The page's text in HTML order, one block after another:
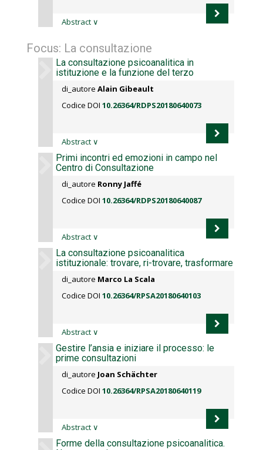
Abstract ∨
Focus: La consultazione
La consultazione psicoanalitica in
istituzione e la funzione del terzo
di_autore Alain Gibeault
Codice DOI 10.26364/RDPS20180640073
Abstract ∨
Primi incontri ed emozioni in campo nel
Centro di Consultazione
di_autore Ronny Jaffé
Codice DOI 10.26364/RDPS20180640087
Abstract ∨
La consultazione psicoanalitica
istituzionale: trovare, ri-trovare, trasformare
di_autore Marco La Scala
Codice DOI 10.26364/RPSA20180640103
Abstract ∨
Gestire l’ansia e iniziare il processo: le
prime consultazioni
di_autore Joan Schächter
Codice DOI 10.26364/RPSA20180640119
Abstract ∨
Forme della consultazione psicoanalitica.